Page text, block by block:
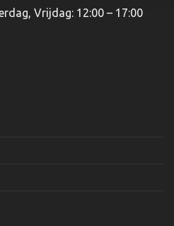
Vrijdag: 12:00 – 17:00